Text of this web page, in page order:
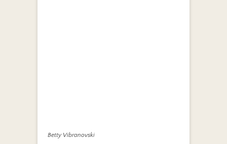
Betty Vibranovski